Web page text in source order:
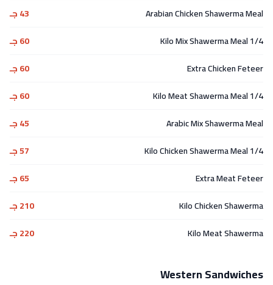
Arabian Chicken Shawerma Meal
43 جـ
1/4 Kilo Mix Shawerma Meal
60 جـ
Extra Chicken Feteer
60 جـ
1/4 Kilo Meat Shawerma Meal
60 جـ
Arabic Mix Shawerma Meal
45 جـ
1/4 Kilo Chicken Shawerma Meal
57 جـ
Extra Meat Feteer
65 جـ
Kilo Chicken Shawerma
210 جـ
Kilo Meat Shawerma
220 جـ
Western Sandwiches